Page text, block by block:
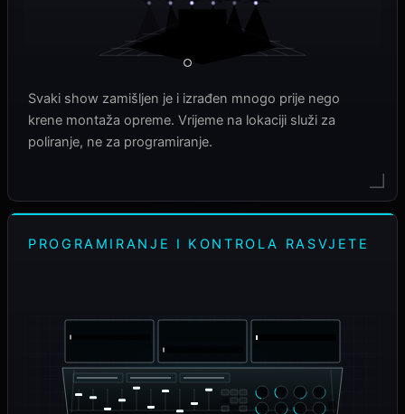
Svaki show zamišljen je i izrađen mnogo prije nego
krene montaža opreme. Vrijeme na lokaciji služi za
poliranje, ne za programiranje.
PROGRAMIRANJE I KONTROLA RASVJETE